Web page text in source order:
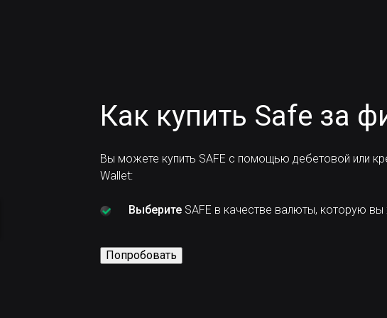
Как купить Safe за
Вы можете купить SAFE с помощью дебетовой или
Wallet:
ВыберитеSAFE в качестве валюты, которую вы
Попробовать